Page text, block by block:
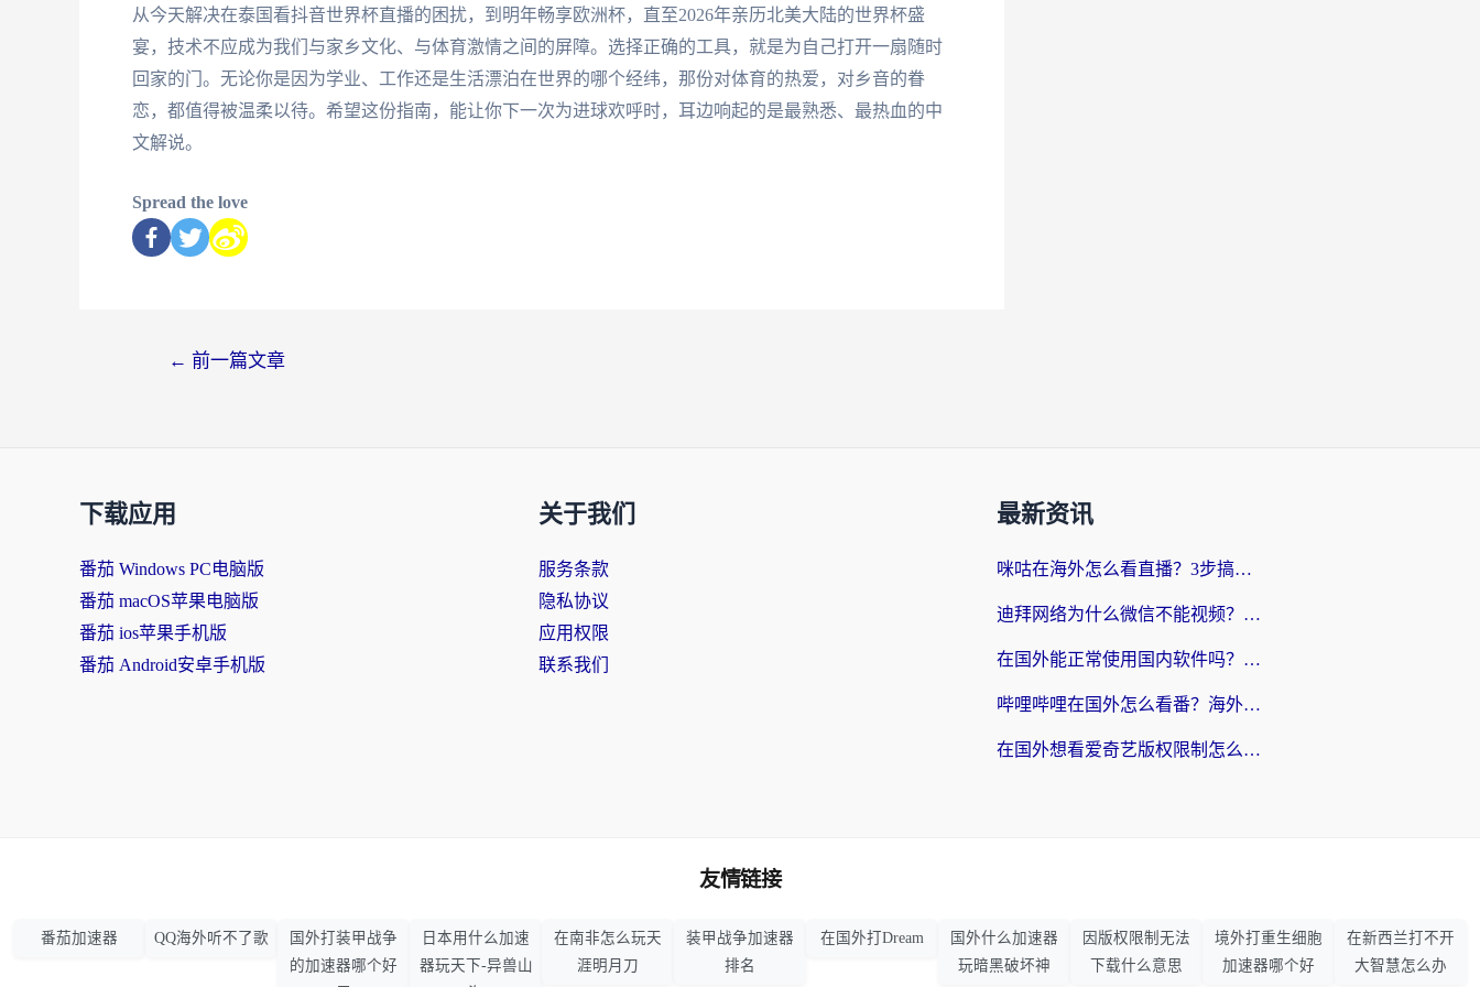
从今天解决在泰国看抖音世界杯直播的困扰，到明年畅享欧洲杯，直至2026年亲历北美大陆的世界杯盛
宴，技术不应成为我们与家乡文化、与体育激情之间的屏障。选择正确的工具，就是为自己打开一扇随时
回家的门。无论你是因为学业、工作还是生活漂泊在世界的哪个经纬，那份对体育的热爱，对乡音的眷
恋，都值得被温柔以待。希望这份指南，能让你下一次为进球欢呼时，耳边响起的是最熟悉、最热血的中
文解说。
Spread the love
← 前一篇文章
下载应用
番茄 Windows PC电脑版
番茄 macOS苹果电脑版
番茄 ios苹果手机版
番茄 Android安卓手机版
关于我们
服务条款
隐私协议
应用权限
联系我们
最新资讯
咪咕在海外怎么看直播？3步搞定地域限制，还能畅看腾讯视频与国内热剧
迪拜网络为什么微信不能视频？海外党必看的回国加速全攻略
在国外能正常使用国内软件吗？海外党亲测有效的无缝访问指南
哔哩哔哩在国外怎么看番？海外党追剧看片的终极解决方案
在国外想看爱奇艺版权限制怎么办？海外华人必看的追剧自由指南
友情链接
番茄加速器 QQ海外听不了歌
国外打装甲战争
的加速器哪个好
日本用什么加速
器玩天下-异兽山
在南非怎么玩天
涯明月刀
装甲战争加速器
排名
在国外打Dream
国外什么加速器
玩暗黑破坏神
因版权限制无法
下载什么意思
境外打重生细胞
加速器哪个好
在新西兰打不开
大智慧怎么办